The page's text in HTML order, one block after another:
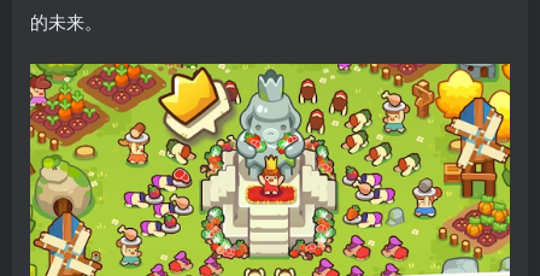
的未来。